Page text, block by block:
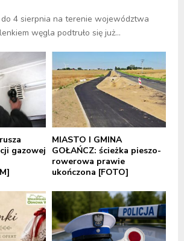
4 sierpnia na terenie województwa
węgla podtruło się już...
gazowej
MIASTO I GMINA
GOŁAŃCZ: ścieżka pieszo-
rowerowa prawie
ukończona [FOTO]